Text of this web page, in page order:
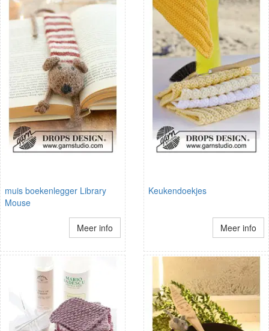
muis boekenlegger Library
Mouse
Meer info
Keukendoekjes
Meer info